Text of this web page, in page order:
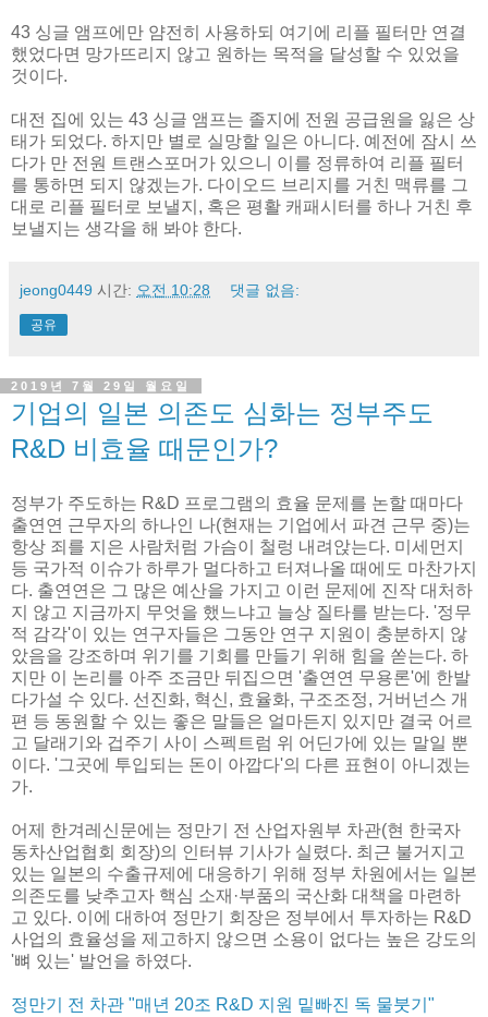
43 싱글 앰프에만 얌전히 사용하되 여기에 리플 필터만 연결
했었다면 망가뜨리지 않고 원하는 목적을 달성할 수 있었을
것이다.
대전 집에 있는 43 싱글 앰프는 졸지에 전원 공급원을 잃은 상
태가 되었다. 하지만 별로 실망할 일은 아니다. 예전에 잠시 쓰
다가 만 전원 트랜스포머가 있으니 이를 정류하여 리플 필터
를 통하면 되지 않겠는가. 다이오드 브리지를 거친 맥류를 그
대로 리플 필터로 보낼지, 혹은 평활 캐패시터를 하나 거친 후
보낼지는 생각을 해 봐야 한다.
jeong0449 시간: 오전 10:28 댓글 없음:
공유
2019년 7월 29일 월요일
기업의 일본 의존도 심화는 정부주도
R&D 비효율 때문인가?
정부가 주도하는 R&D 프로그램의 효율 문제를 논할 때마다
출연연 근무자의 하나인 나(현재는 기업에서 파견 근무 중)는
항상 죄를 지은 사람처럼 가슴이 철렁 내려앉는다. 미세먼지
등 국가적 이슈가 하루가 멀다하고 터져나올 때에도 마찬가지
다. 출연연은 그 많은 예산을 가지고 이런 문제에 진작 대처하
지 않고 지금까지 무엇을 했느냐고 늘상 질타를 받는다. '정무
적 감각'이 있는 연구자들은 그동안 연구 지원이 충분하지 않
았음을 강조하며 위기를 기회를 만들기 위해 힘을 쏟는다. 하
지만 이 논리를 아주 조금만 뒤집으면 '출연연 무용론'에 한발
다가설 수 있다. 선진화, 혁신, 효율화, 구조조정, 거버넌스 개
편 등 동원할 수 있는 좋은 말들은 얼마든지 있지만 결국 어르
고 달래기와 겁주기 사이 스펙트럼 위 어딘가에 있는 말일 뿐
이다. '그곳에 투입되는 돈이 아깝다'의 다른 표현이 아니겠는
가.
어제 한겨레신문에는 정만기 전 산업자원부 차관(현 한국자
동차산업협회 회장)의 인터뷰 기사가 실렸다. 최근 불거지고
있는 일본의 수출규제에 대응하기 위해 정부 차원에서는 일본
의존도를 낮추고자 핵심 소재·부품의 국산화 대책을 마련하
고 있다. 이에 대하여 정만기 회장은 정부에서 투자하는 R&D
사업의 효율성을 제고하지 않으면 소용이 없다는 높은 강도의
'뼈 있는' 발언을 하였다.
정만기 전 차관 "매년 20조 R&D 지원 밑빠진 독 물붓기"